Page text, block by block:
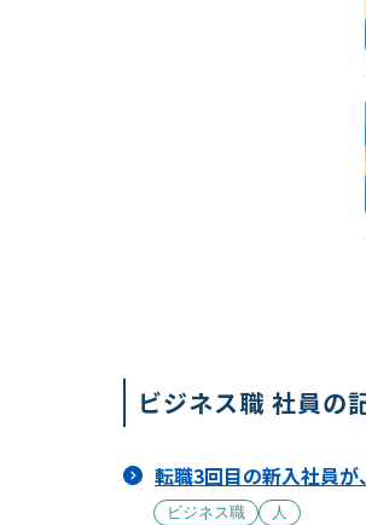
ビジネス職 社員の
転職3回目の新入社員が
ビジネス職 人